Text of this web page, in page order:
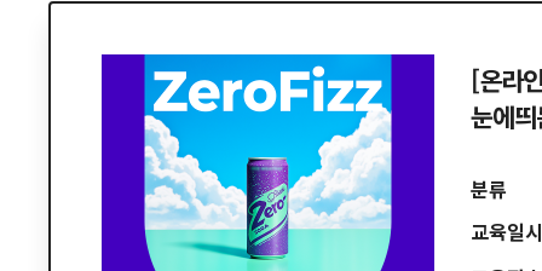
[온라
눈에
분류
교육일시